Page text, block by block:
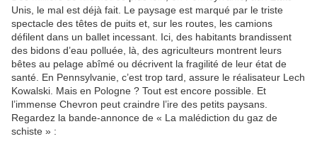
Unis, le mal est déjà fait. Le paysage est marqué par le triste
spectacle des têtes de puits et, sur les routes, les camions
défilent dans un ballet incessant. Ici, des habitants brandissent
des bidons d’eau polluée, là, des agriculteurs montrent leurs
bêtes au pelage abîmé ou décrivent la fragilité de leur état de
santé. En Pennsylvanie, c’est trop tard, assure le réalisateur Lech
Kowalski. Mais en Pologne ? Tout est encore possible. Et
l’immense Chevron peut craindre l’ire des petits paysans.
Regardez la bande-annonce de « La malédiction du gaz de
schiste » :